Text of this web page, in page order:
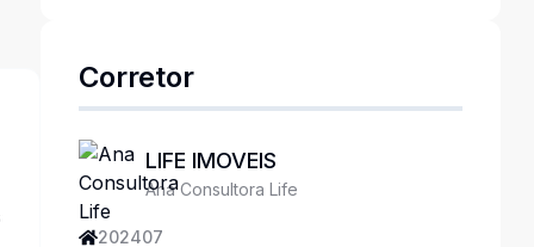
Corretor
LIFE IMOVEIS
Ana Consultora Life
202407